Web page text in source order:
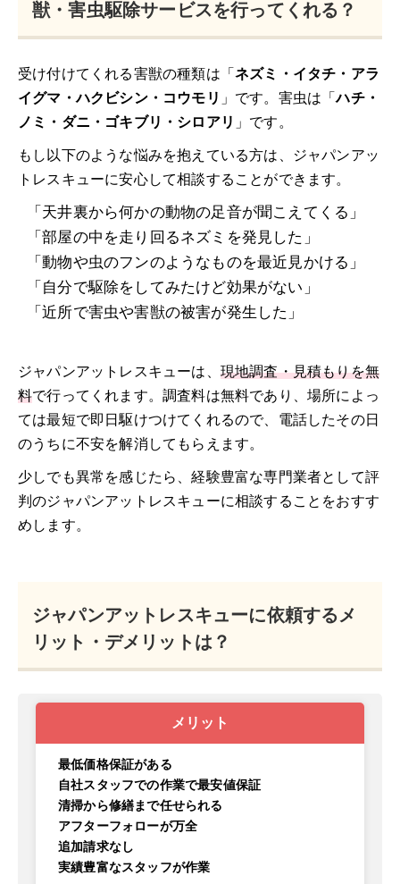
獣・害虫駆除サービスを行ってくれる？
受け付けてくれる害獣の種類は「 ネズミ・イタチ・アラ
イグマ・ハクビシン・コウモリ 」です。害虫は「ハチ・
ノミ・ダニ・ゴキブリ・シロアリ 」です。
もし以下のような悩みを抱えている方は、ジャパンアッ
トレスキューに安心して相談することができます。
「天井裏から何かの動物の足音が聞こえてくる」
「部屋の中を走り回るネズミを発見した」
「動物や虫のフンのようなものを最近見かける」
「自分で駆除をしてみたけど効果がない」
「近所で害虫や害獣の被害が発生した」
ジャパンアットレスキューは、 現地調査・見積もりを無
料で行ってくれます。調査料は無料であり、場所によっ
ては最短で即日駆けつけてくれるので、電話したその日
のうちに不安を解消してもらえます。
少しでも異常を感じたら、経験豊富な専門業者として評
判のジャパンアットレスキューに相談することをおすす
めします。
ジャパンアットレスキューに依頼するメ
リット・デメリットは？
メリット
最低価格保証がある
自社スタッフでの作業で最安値保証
清掃から修繕まで任せられる
アフターフォローが万全
追加請求なし
実績豊富なスタッフが作業